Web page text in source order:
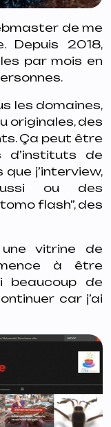
de me
Depuis 2018,
par mois en
les domaines,
originales, des
Ça peut être
de
j’interview,
ou des
flash”, des
une vitrine de
à être
beaucoup de
car j’ai